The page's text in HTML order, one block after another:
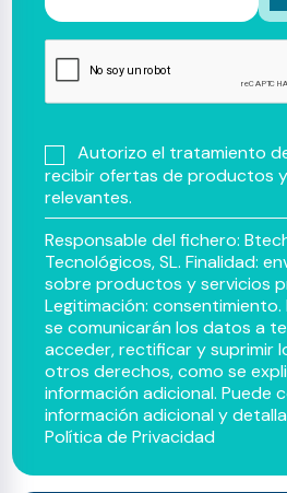
Autorizo el tratamiento
recibir ofertas de productos
relevantes.
Responsable del fichero:
Tecnológicos, SL. Finalidad:
sobre productos y servicios
Legitimación:
se comunicarán los datos a
acceder, rectificar y suprimir
otros derechos, como se
información adicional. Puede
información adicional y
Política de Privacidad